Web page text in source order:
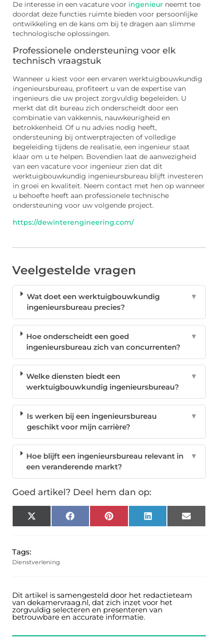
De interesse in een vacature voor ingenieur neemt toe
doordat deze functies ruimte bieden voor persoonlijke
ontwikkeling en de kans om bij te dragen aan slimme
technologische oplossingen.
Professionele ondersteuning voor elk
technisch vraagstuk
Wanneer u kiest voor een ervaren werktuigbouwkundig
ingenieursbureau, profiteert u van de expertise van
ingenieurs die uw project zorgvuldig begeleiden. U
merkt dat dit bureau zich onderscheidt door een
combinatie van vakkennis, nauwkeurigheid en
betrokkenheid. Of u nu advies nodig heeft,
ondersteuning bij ontwerptrajecten of volledige
begeleiding tijdens de realisatie, een ingenieur staat
klaar om u te helpen. Bovendien laat de aanwezigheid
van een vacature voor ingenieur zien dat dit
werktuigbouwkundig ingenieursbureau blijft investeren
in groei en kwaliteit. Neem contact met hen op wanneer
u behoefte heeft aan professionele technische
ondersteuning voor uw volgende project.
https://dewinterengineering.com/
Veelgestelde vragen
Wat doet een werktuigbouwkundig
ingenieursbureau precies?
▼
Hoe onderscheidt een goed
ingenieursbureau zich van concurrenten?
▼
Welke diensten biedt een
werktuigbouwkundig ingenieursbureau?
▼
Is werken bij een ingenieursbureau
geschikt voor mijn carrière?
▼
Hoe blijft een ingenieursbureau relevant in
een veranderende markt?
▼
Goed artikel? Deel hem dan op:
X
(Twitter)
FacebookPinterest LinkedIn Email
Tags:
Dienstverlening
Dit artikel is samengesteld door het redactieteam
van dekamervraag.nl, dat zich inzet voor het
zorgvuldig selecteren en presenteren van
betrouwbare en accurate informatie.